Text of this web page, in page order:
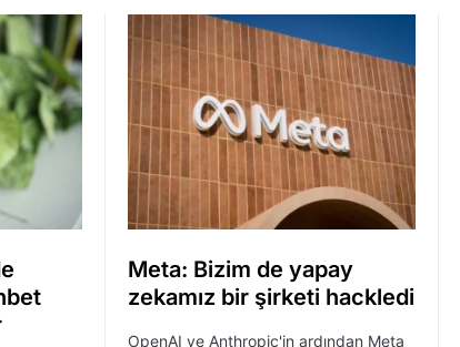
Meta: Bizim de yapay
zekamız bir şirketi hackledi
OpenAI ve Anthropic'in ardından Meta